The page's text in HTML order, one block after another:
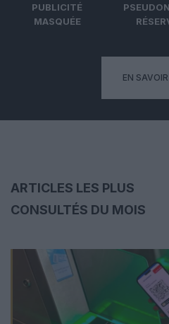
PUBLICITÉ
MASQUÉE
EN
ARTICLES LES PLUS
CONSULTÉS DU MOIS